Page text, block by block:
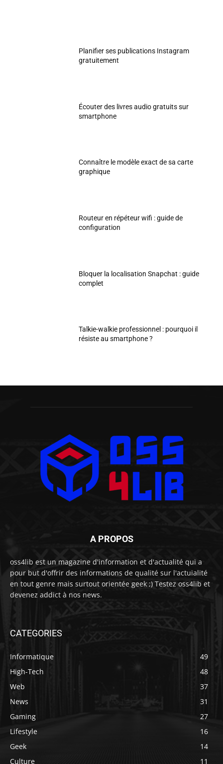
Planifier ses publications Instagram
gratuitement
Écouter des livres audio gratuits sur
smartphone
Connaître le modèle exact de sa carte
graphique
Routeur en répéteur wifi : guide de
configuration
Bloquer la localisation Snapchat : guide
complet
Talkie-walkie professionnel : pourquoi il
résiste au smartphone ?
A PROPOS
oss4lib est un magazine d'information et d'actualité qui a
pour but d'offrir des informations de qualité sur l'actuialité
en tout genre mais surtout orientée geek ;) Testez oss4lib et
devenez addict à nos news.
CATEGORIES
Informatique
49
High-Tech
48
Web
37
News
31
Gaming
27
Lifestyle
16
Geek
14
Culture
11